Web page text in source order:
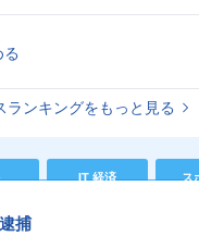
ランキングをもっと見る
IT 経済 ス
捕